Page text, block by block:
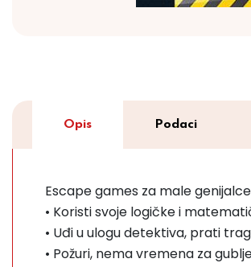
Opis Podaci
Escape games za male
• Koristi svoje logičke i
• Uđi u ulogu detektiva, prati
• Požuri, nema vremena za